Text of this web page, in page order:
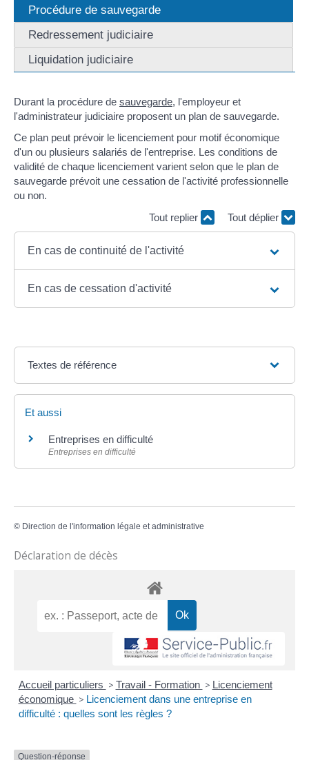
Procédure de sauvegarde
Redressement judiciaire
Liquidation judiciaire
Durant la procédure de sauvegarde, l'employeur et
l'administrateur judiciaire proposent un plan de sauvegarde.
Ce plan peut prévoir le licenciement pour motif économique
d'un ou plusieurs salariés de l'entreprise. Les conditions de
validité de chaque licenciement varient selon que le plan de
sauvegarde prévoit une cessation de l'activité professionnelle
ou non.
Tout replier
Tout déplier
En cas de continuité de l'activité
En cas de cessation d'activité
Textes de référence
Et aussi
Entreprises en difficulté
Entreprises en difficulté
© Direction de l'information légale et administrative
Déclaration de décès
Accueil particuliers > Travail - Formation > Licenciement
économique > Licenciement dans une entreprise en
difficulté : quelles sont les règles ?
Question-réponse